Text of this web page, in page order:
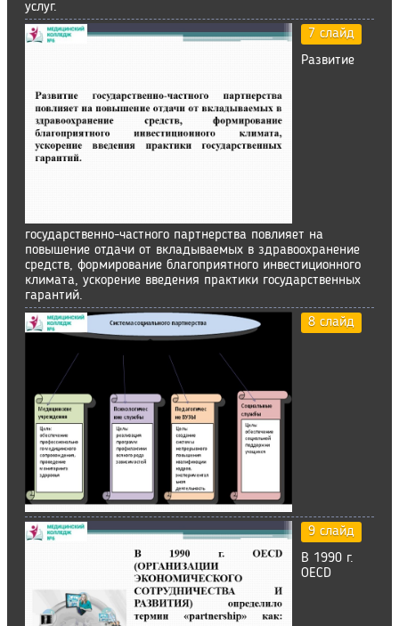
услуг.
7 слайд
Развитие
государственно-частного партнерства повлияет на
повышение отдачи от вкладываемых в здравоохранение
средств, формирование благоприятного инвестиционного
климата, ускорение введения практики государственных
гарантий.
8 слайд
9 слайд
В 1990 г.
OECD